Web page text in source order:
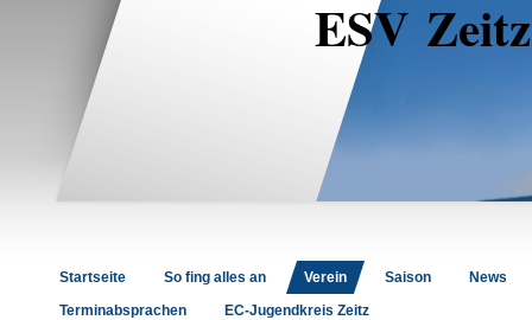
ESV
Startseite So fing alles an Verein Saison
News
Terminabsprachen
EC-Jugendkreis Zeitz